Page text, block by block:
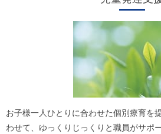
お子様一人ひとりに合わせた個別療育を
わせて、ゆっくりじっくりと職員がサポ